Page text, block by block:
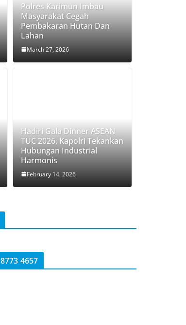
Polres Karimun Imbau
Masyarakat Cegah
Pembakaran Hutan Dan
Lahan
March 27, 2026
Hadiri Gala Dinner ASEAN
TUC 2026, Kapolri Tekankan
Hubungan Industrial
Harmonis
February 14, 2026
4657